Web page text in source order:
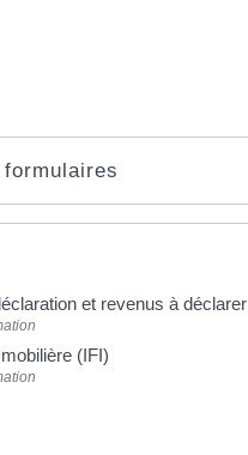
et revenus à déclarer
(IFI)